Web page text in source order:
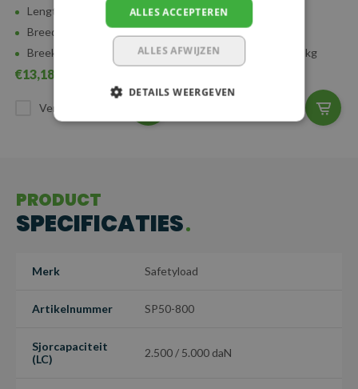
Lengte: 2,5 meter
Breedte: 50 mm
Breeksterkte: 5.000 kg
€13,18
Vergelijk
Lengte: 3 meter
Breedte: 50 mm
Breeksterkte: 5.000 kg
PRODUCT
SPECIFICATIES
Merk Safetyload
Artikelnummer SP50-800
Sjorcapaciteit
(LC)
2.500 / 5.000 daN
ALLES ACCEPTEREN
ALLES AFWIJZEN
DETAILS WEERGEVEN